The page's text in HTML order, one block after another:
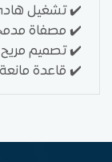
✔️ تشغيل هادئ
✔️ مصفاة
✔️ تصميم
✔️ قاعدة مانعة